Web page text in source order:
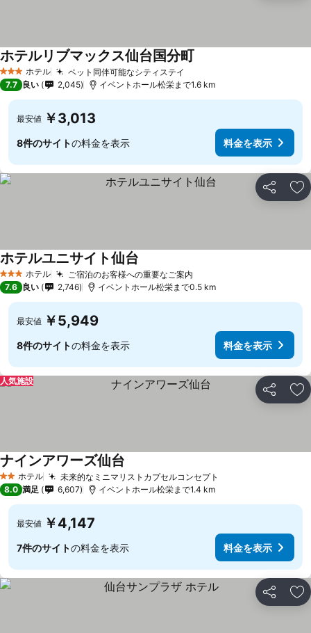
3 ホテルのランク
ホテル ペット同伴可能なシティステイ
ホテルリブマックス仙台国分町
7.7 良い 2,045 イベントホール松栄まで1.6 km
最安値 ￥3,013
8件のサイトの料金を表示 料金を表示
シェア お
3 ホテルのランク
ホテル ご宿泊のお客様への重要なご案内
ホテルユニサイト仙台
7.6 良い 2,746 イベントホール松栄まで0.5 km
最安値 ￥5,949
8件のサイトの料金を表示 料金を表示
シェア お
人気施設
2 ホテルのランク
ホテル 未来的なミニマリストカプセルコンセプト
ナインアワーズ仙台
8.0 満足 6,607 イベントホール松栄まで1.4 km
最安値 ￥4,147
7件のサイトの料金を表示 料金を表示
シェア お